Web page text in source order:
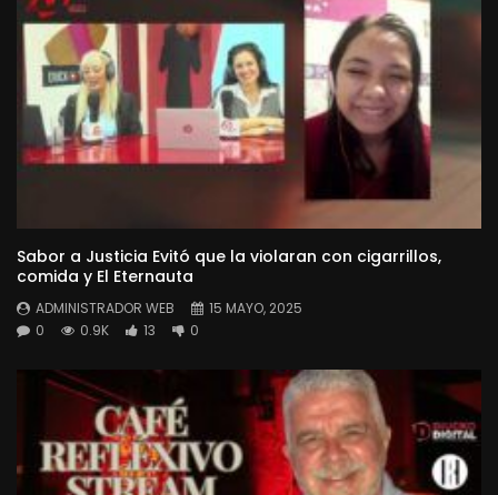
Sabor a Justicia Evitó que la violaran con cigarrillos,
comida y El Eternauta
ADMINISTRADOR WEB
15 MAYO, 2025
0
0.9K 13 0